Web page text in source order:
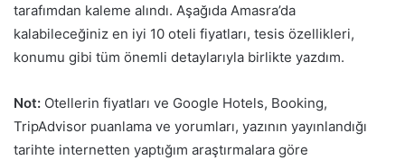
tarafımdan kaleme alındı. Aşağıda Amasra’da
kalabileceğiniz en iyi 10 oteli fiyatları, tesis özellikleri,
konumu gibi tüm önemli detaylarıyla birlikte yazdım.
Not: Otellerin fiyatları ve Google Hotels, Booking,
TripAdvisor puanlama ve yorumları, yazının yayınlandığı
tarihte internetten yaptığım araştırmalara göre